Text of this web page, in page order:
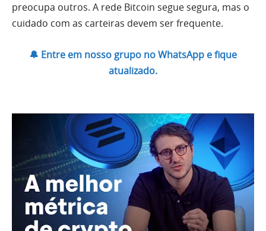
preocupa outros. A rede Bitcoin segue segura, mas o
cuidado com as carteiras devem ser frequente.
🔔 Entre em nosso grupo no WhatsApp e fique
atualizado.